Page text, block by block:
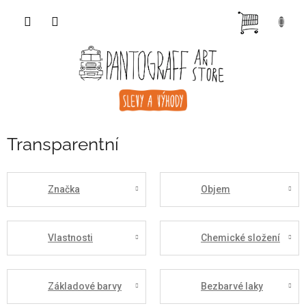
Transparentní
Značka Objem
Vlastnosti Chemické složení
Základové barvy Bezbarvé laky